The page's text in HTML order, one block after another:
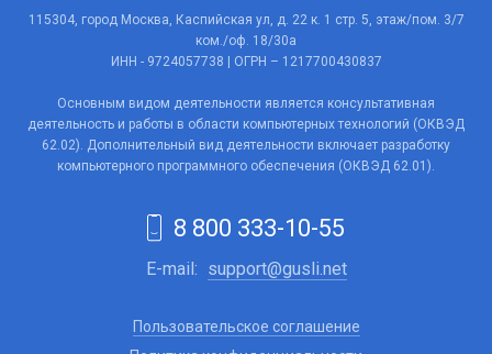
115304, город Москва, Каспийская ул, д. 22 к. 1 стр. 5, этаж/пом. 3/7
ком./оф. 18/30а
ИНН - 9724057738 | ОГРН – 1217700430837
Основным видом деятельности является консультативная
деятельность и работы в области компьютерных технологий (ОКВЭД
62.02). Дополнительный вид деятельности включает разработку
компьютерного программного обеспечения (ОКВЭД 62.01).
8 800 333-10-55
E-mail: support@gusli.net
Пользовательское соглашение